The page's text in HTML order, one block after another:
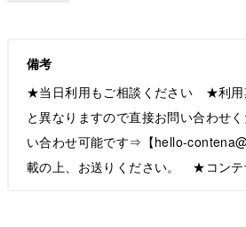
備考
★当日利用もご相談ください ★利用
と異なりますので直接お問い合わせ
い合わせ可能です⇒【hello-
載の上、お送りください。 ★コンテ